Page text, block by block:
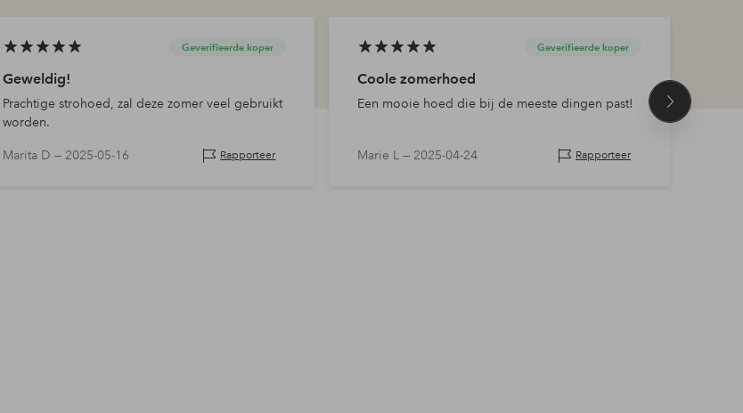
Geverifieerde koper
Geweldig!
Prachtige strohoed, zal deze zomer veel gebruikt
worden.
Marita D — 2025-05-16 Rapporteer
Geverifieerde koper
Coole zomerhoed
Een mooie hoed die bij de meeste dingen past!
Marie L —2025-04-24 Rapporteer
Volgend